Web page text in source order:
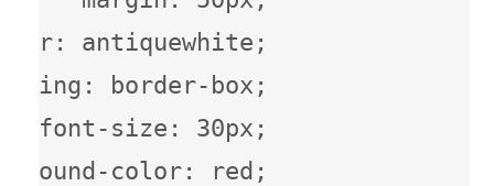
antiquewhite;
border-box;
font-size: 30px;
color: red;